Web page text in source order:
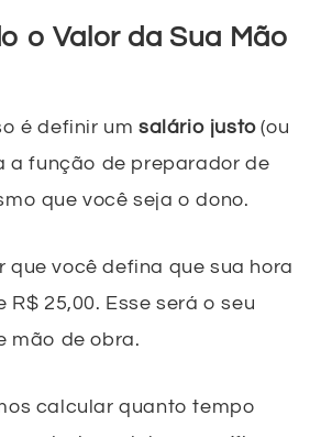
o Valor da Sua Mão
é definir um salário justo(ou
a função de preparador de
que você seja o dono.
que você defina que sua hora
25,00. Esse será o seu
mão de obra.
calcular quanto tempo